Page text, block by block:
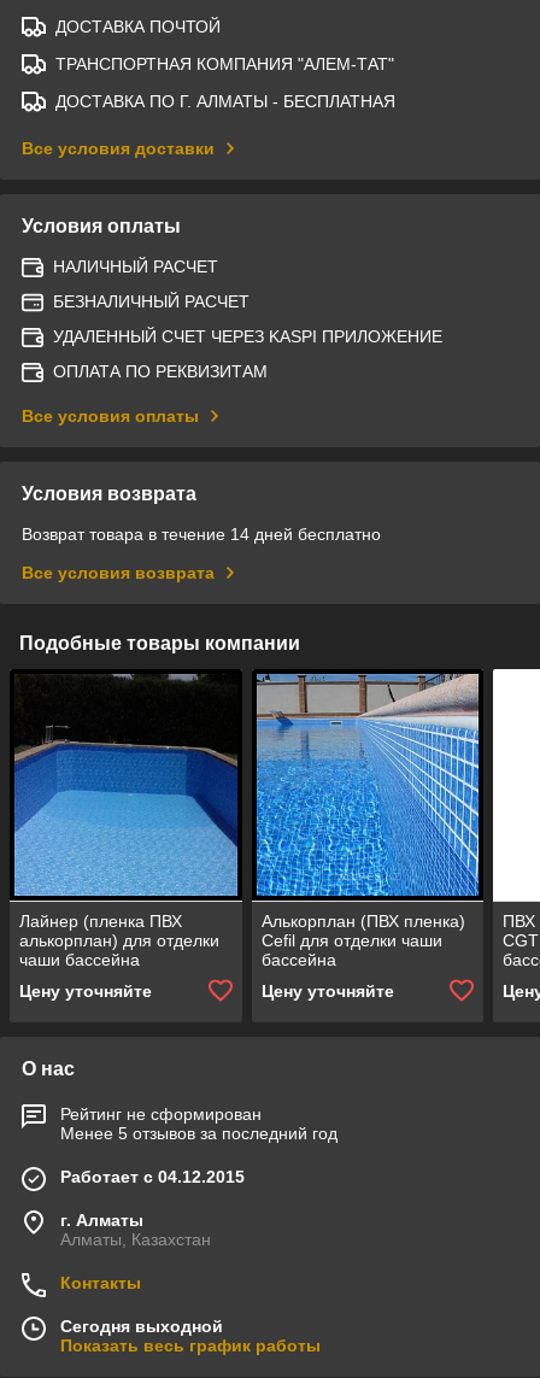
ДОСТАВКА ПОЧТОЙ
ТРАНСПОРТНАЯ КОМПАНИЯ "АЛЕМ-ТАТ"
ДОСТАВКА ПО Г. АЛМАТЫ - БЕСПЛАТНАЯ
Все условия доставки
Условия оплаты
НАЛИЧНЫЙ РАСЧЕТ
БЕЗНАЛИЧНЫЙ РАСЧЕТ
УДАЛЕННЫЙ СЧЕТ ЧЕРЕЗ KASPI ПРИЛОЖЕНИЕ
ОПЛАТА ПО РЕКВИЗИТАМ
Все условия оплаты
Условия возврата
Возврат товара в течение 14 дней бесплатно
Все условия возврата
Подобные товары компании
Лайнер (пленка ПВХ
алькорплан) для отделки
чаши бассейна
Цену уточняйте
Алькорплан (ПВХ пленка)
Cefil для отделки чаши
бассейна
Цену уточняйте
ПВХ
О нас
Рейтинг не сформирован
Менее 5 отзывов за последний год
Работает с 04.12.2015
г. Алматы
Алматы, Казахстан
Контакты
Сегодня выходной
Показать весь график работы